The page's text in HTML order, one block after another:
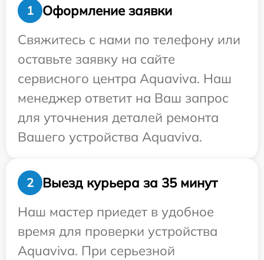
1
Оформление заявки
Свяжитесь с нами по телефону или
оставьте заявку на сайте
сервисного центра Aquaviva. Наш
менеджер ответит на Ваш запрос
для уточнения деталей ремонта
Вашего устройства Aquaviva.
2
Выезд курьера за 35 минут
Наш мастер приедет в удобное
время для проверки устройства
Aquaviva. При серьезной